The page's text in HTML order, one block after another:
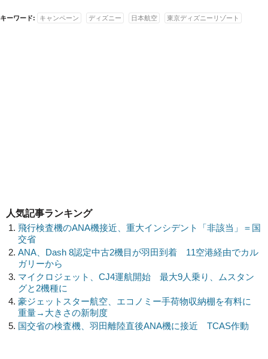
キーワード: キャンペーン ディズニー 日本航空 東京ディズニーリゾート
人気記事ランキング
飛行検査機のANA機接近、重大インシデント「非該当」＝国
交省
ANA、Dash 8認定中古2機目が羽田到着 11空港経由でカル
ガリーから
マイクロジェット、CJ4運航開始 最大9人乗り、ムスタン
グと2機種に
豪ジェットスター航空、エコノミー手荷物収納棚を有料に
重量→大きさの新制度
国交省の検査機、羽田離陸直後ANA機に接近 TCAS作動